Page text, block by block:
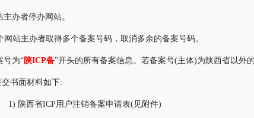
主办者停办网站。
网站主办者取得多个备案号码，取消多余的备案号码。
号为“陕ICP备”开头的所有备案信息。若备案号(主体)为陕西省以外
交书面材料如下:
1) 陕西省ICP用户注销备案申请表(见附件)